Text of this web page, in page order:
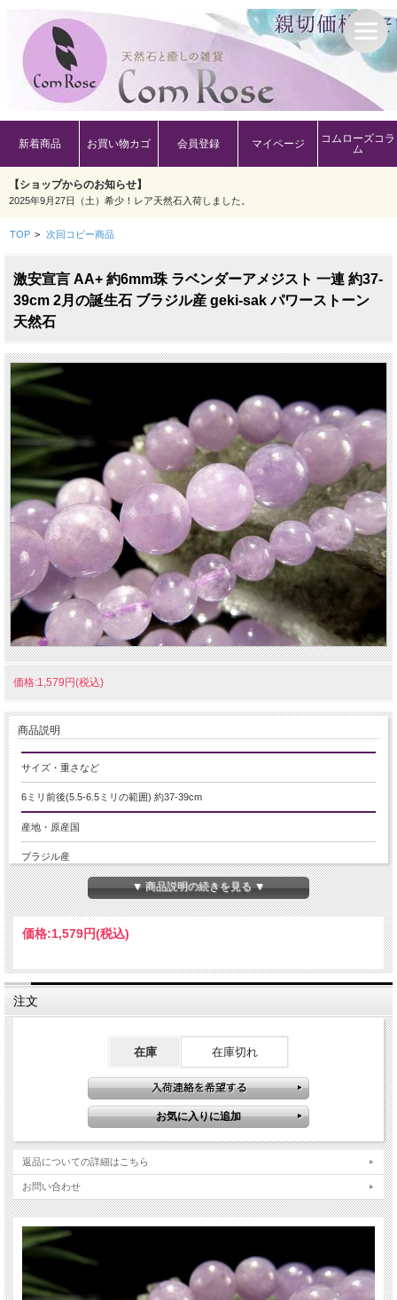
新着商品 お買い物カゴ 会員登録 マイページ
コムローズコラ
ム
【ショップからのお知らせ】
2025年9月27日（土）希少！レア天然石入荷しました。
TOP > 次回コピー商品
激安宣言 AA+ 約6mm珠 ラベンダーアメジスト 一連 約37-
39cm 2月の誕生石 ブラジル産 geki-sak パワーストーン
天然石
価格:1,579円(税込)
商品説明
サイズ・重さなど
6ミリ前後(5.5-6.5ミリの範囲) 約37-39cm
産地・原産国
ブラジル産
グレードなど
AA+
ラベンダーアメジスト【紫水晶】
商品説明
2月の誕生石として有名なアメジスト。
アクセサリーや宝石として定番中の定番石です。
【意味合い云われ・伝承等】
アメジストはローズクォーツ等と並び、恋愛運の代名詞と知られています。
また、古来から宗教的な儀式とも関連が深い紫色をしていることから『最も高貴
『真実の愛を与える』『女性らしさをUPさせる』『気持ちを落ち着かせる』など
魅力的な云われがあります。
ご注意事項
ます。
※天然石商品には色みに個体差があります。また出来る限り自然な色みになるよ
う撮影を心がけておりますが、お使いのディスプレイ環境によって表示される色
みに差が出る場合があります。ご了承下さい。
※連商品は一連状態での仕入れとなっておりますので、歪な珠が含まれているこ
▼ 商品説明の続きを見る ▼
価格:1,579円(税込)
注文
在庫 在庫切れ
返品についての詳細はこちら
お問い合わせ